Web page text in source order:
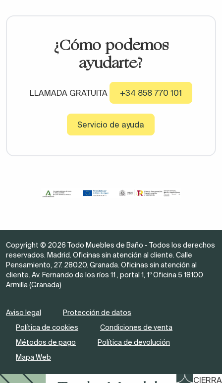
¿Cómo podemos
ayudarte?
LLAMADA GRATUITA +34 858 770 101
Servicio de ayuda
Copyright © 2026 Todo Muebles de Baño - Todos los derechos
reservados. Madrid. Oficinas sin atención al cliente. Calle
Pensamiento, 27. 28020. Granada. Oficinas sin atención al
cliente. Av. Fernando de los ríos 11 , portal 1, 1º Oficina 5 18100
Armilla (Granada)
Aviso legal
Protección de datos
Política de cookies
Condiciones de venta
Métodos de pago
Política de devolución
Mapa Web
CIERRA